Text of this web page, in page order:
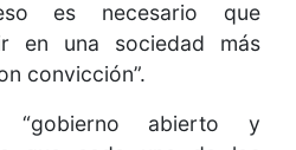
es necesario que
en una sociedad más
convicción”.
abierto y